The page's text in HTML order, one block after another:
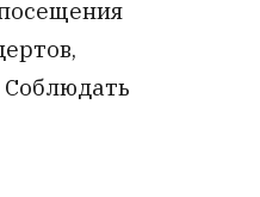
Соблюдать